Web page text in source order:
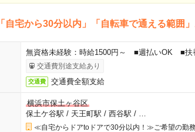
「自宅から30分以内」「自転車で通える範囲
無資格未経験：時給1500円～ ■週払いOK ■扶
交通費別途支給あり
交通費 交通費全額支給
横浜市保土ヶ谷区
保土ケ谷駅 / 天王町駅 / 西谷駅 /
≪自宅からドアtoドアで30分以内！≫ご希望の勤務